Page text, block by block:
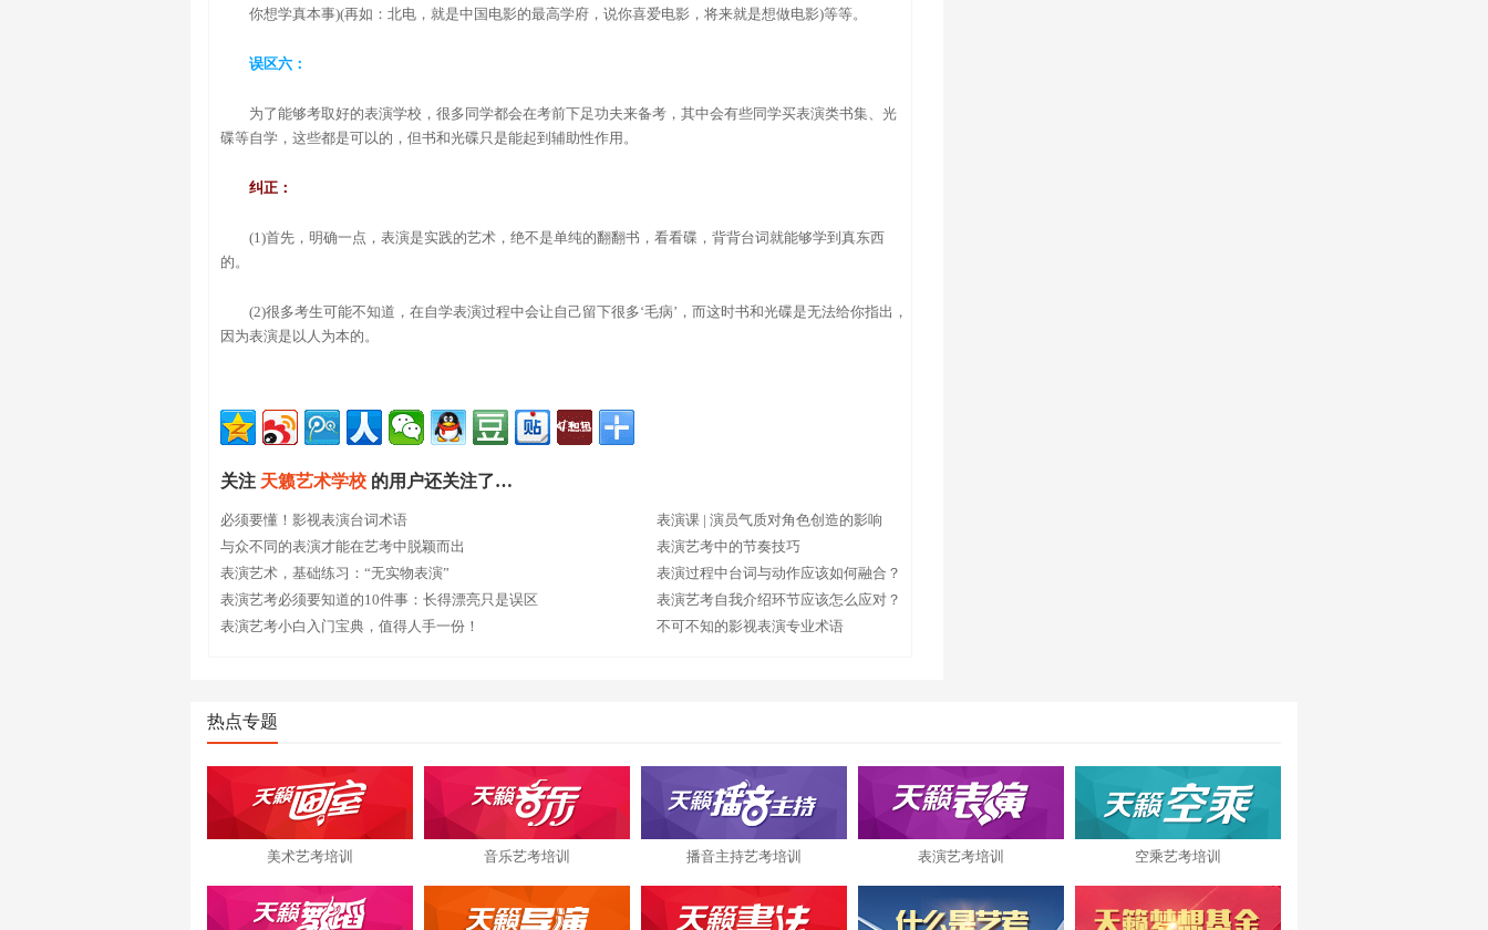
你想学真本事)(再如：北电，就是中国电影的最高学府，说你喜爱电影，将来就是想做电影)等等。
误区六：
为了能够考取好的表演学校，很多同学都会在考前下足功夫来备考，其中会有些同学买表演类书集、光
碟等自学，这些都是可以的，但书和光碟只是能起到辅助性作用。
纠正：
(1)首先，明确一点，表演是实践的艺术，绝不是单纯的翻翻书，看看碟，背背台词就能够学到真东西
的。
(2)很多考生可能不知道，在自学表演过程中会让自己留下很多‘毛病’，而这时书和光碟是无法给你指出，
因为表演是以人为本的。
关注 天籁艺术学校 的用户还关注了…
必须要懂！影视表演台词术语
与众不同的表演才能在艺考中脱颖而出
表演艺术，基础练习：“无实物表演”
表演艺考必须要知道的10件事：长得漂亮只是误区
表演艺考小白入门宝典，值得人手一份！
表演课 | 演员气质对角色创造的影响
表演艺考中的节奏技巧
表演过程中台词与动作应该如何融合？
表演艺考自我介绍环节应该怎么应对？
不可不知的影视表演专业术语
热点专题
美术艺考培训 音乐艺考培训 播音主持艺考培训 表演艺考培训 空乘艺考培训